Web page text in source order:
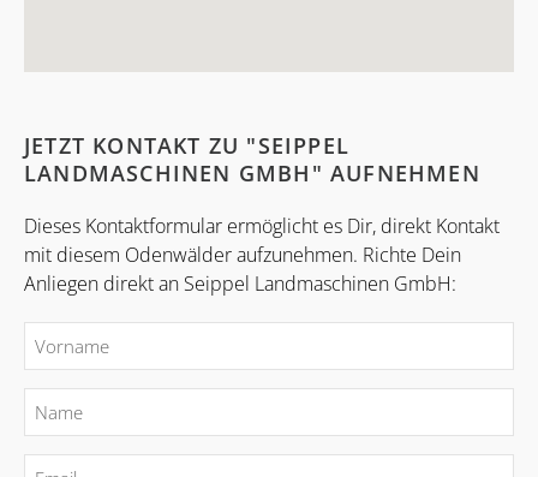
JETZT KONTAKT ZU "SEIPPEL
LANDMASCHINEN GMBH" AUFNEHMEN
Dieses Kontaktformular ermöglicht es Dir, direkt Kontakt
mit diesem Odenwälder aufzunehmen. Richte Dein
Anliegen direkt an Seippel Landmaschinen GmbH: